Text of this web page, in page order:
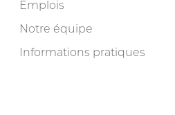
Emplois
Notre équipe
Informations pratiques